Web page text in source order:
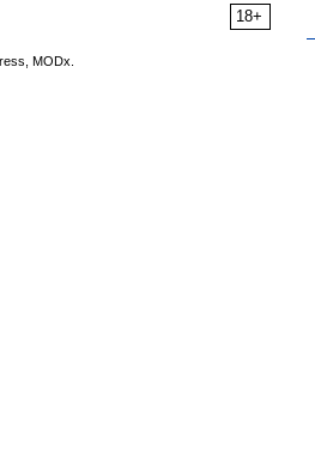
18+
MODx.